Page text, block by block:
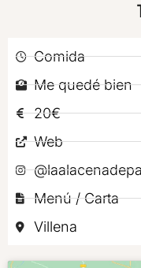
Comida
Me quedé bien
20€
Web
Menú / Carta
Villena